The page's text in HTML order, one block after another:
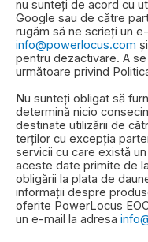
nu sunteți de acord cu
Google sau de către
rugăm să ne scrieți un
info@powerlocus.com
pentru dezactivare. A
următoare privind
Nu sunteți obligat să
determină nicio
destinate utilizării de
terților cu excepția
servicii cu care există
aceste date primite de
obligării la plata de
informații despre
oferite PowerLocus
un e-mail la adresa